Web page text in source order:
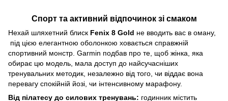
Спорт та активний відпочинок зі смаком
Нехай шляхетний блиск Fenix 8 Gold не вводить вас в оману,
під цією елегантною оболонкою ховається справжній
спортивний монстр. Garmin подбав про те, щоб жінка, яка
обирає цю модель, мала доступ до найсучасніших
тренувальних методик, незалежно від того, чи віддає вона
перевагу спокійній йозі, чи інтенсивному марафону.
Від пілатесу до силових тренувань: годинник містить